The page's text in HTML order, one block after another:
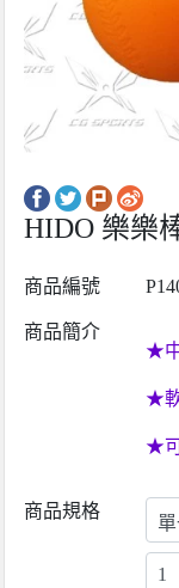
HIDO 樂樂
商品編號
商品簡介
★
★
★
商品規格